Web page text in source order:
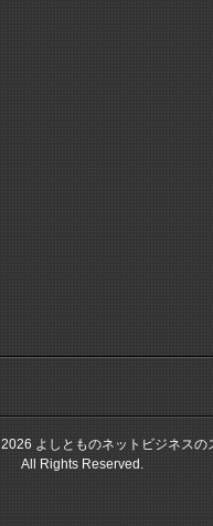
よしとものネットビジネスの
All Rights Reserved.